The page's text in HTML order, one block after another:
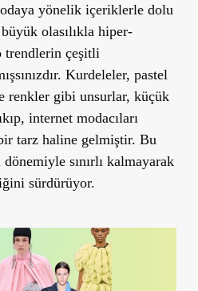
yönelik içeriklerle dolu
olasılıkla hiper-
çeşitli
Kurdeleler, pastel
renkler gibi unsurlar, küçük
internet modacıları
tarz haline gelmiştir. Bu
sınırlı kalmayarak
sürdürüyor.